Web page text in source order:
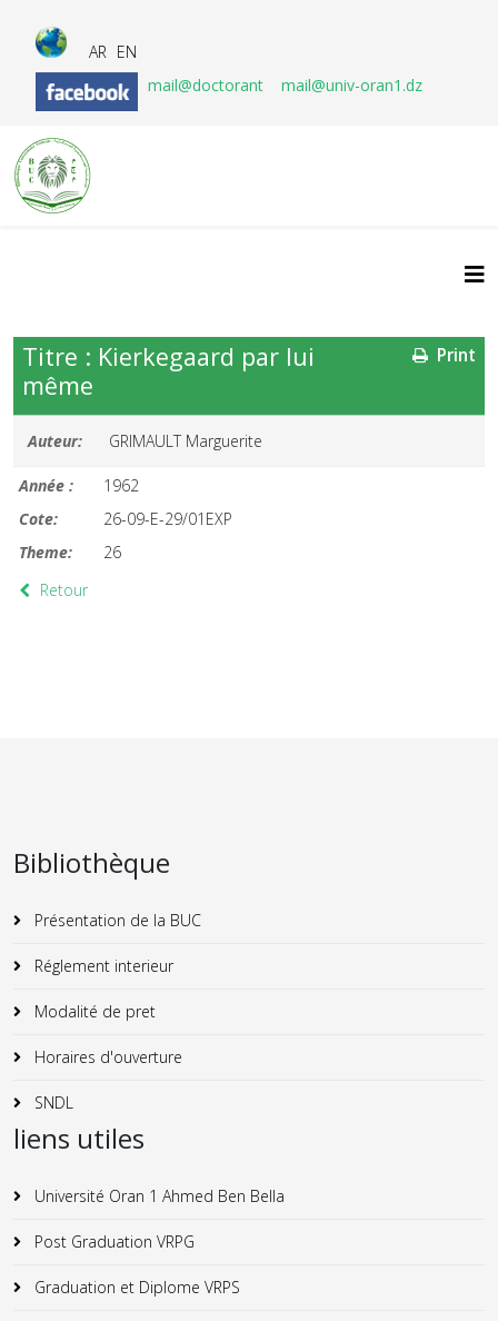
AR EN
mail@doctorant
mail@univ-oran1.dz
Print
Titre : Kierkegaard par lui
même
Auteur: GRIMAULT Marguerite
Année :
1962
Cote:
26-09-E-29/01EXP
Theme:
26
Retour
Bibliothèque
Présentation de la BUC
Réglement interieur
Modalité de pret
Horaires d'ouverture
SNDL
liens utiles
Université Oran 1 Ahmed Ben Bella
Post Graduation VRPG
Graduation et Diplome VRPS